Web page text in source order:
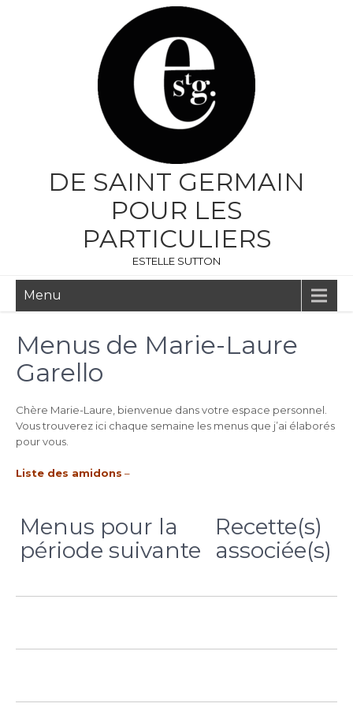
DE SAINT GERMAIN
POUR LES
PARTICULIERS
ESTELLE SUTTON
Menu
Menus de Marie-Laure
Garello
Chère Marie-Laure, bienvenue dans votre espace personnel.
Vous trouverez ici chaque semaine les menus que j’ai élaborés
pour vous.
Liste des amidons –
Menus pour la
période suivante
Recette(s)
associée(s)